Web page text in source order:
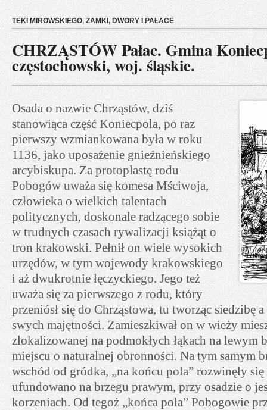
TEKI MIROWSKIEGO, ZAMKI, DWORY I PAŁACE
CHRZĄSTÓW Pałac. Gmina
częstochowski, woj. śląskie.
Osada o nazwie Chrząstów, dziś
stanowiąca część Koniecpola, po raz
pierwszy wzmiankowana była w roku
1136, jako uposażenie gnieźnieńskiego
arcybiskupa. Za protoplastę rodu
Pobogów uważa się komesa Mściwoja,
człowieka o wielkich talentach
politycznych, doskonale radzącego sobie
w trudnych czasach rywalizacji książąt o
tron krakowski. Pełnił on wiele wysokich
urzędów, w tym wojewody krakowskiego
i aż dwukrotnie łęczyckiego. Jego też
uważa się za pierwszego z rodu, który
przeniósł się do Chrząstowa, tu tworząc siedzibę
swych majętności. Zamieszkiwał on w wieży
zlokalizowanej na podmokłych łąkach na lewym
miejscu o naturalnej obronności. Na tym samym
wschód od gródka, „na końcu pola” rozwinęły się
ufundowano na brzegu prawym, przy osadzie o
korzeniach. Od tegoż „końca pola” Pobogowie